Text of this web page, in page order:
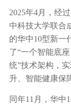
2025年4月，经
中科技大学联合
的华中10型新一
了“一个智能底
统”技术架构，
升、智能健康保
同年11月，华中